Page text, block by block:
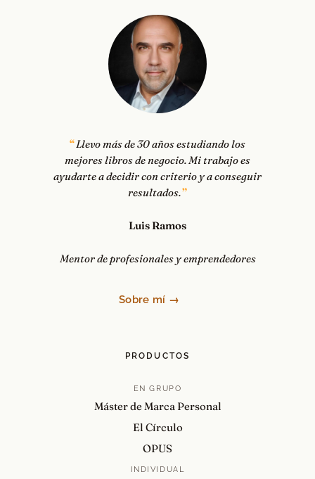
Llevo más de 30 años estudiando los
mejores libros de negocio. Mi trabajo es
ayudarte a decidir con criterio y a conseguir
resultados.
Luis Ramos
Mentor de profesionales y emprendedores
Sobre mí →
PRODUCTOS
EN GRUPO
Máster de Marca Personal
El Círculo
OPUS
INDIVIDUAL